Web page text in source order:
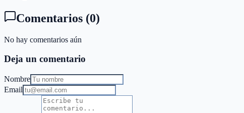
Comentarios (0)
No hay comentarios aún
Deja un comentario
Nombre
Email